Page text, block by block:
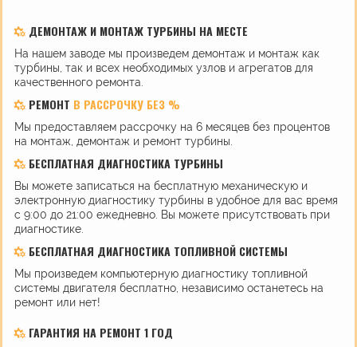
ДЕМОНТАЖ И МОНТАЖ ТУРБИНЫ НА МЕСТЕ
На нашем заводе мы произведем демонтаж и монтаж как
турбины, так и всех необходимых узлов и агрегатов для
качественного ремонта.
РЕМОНТ В РАССРОЧКУ БЕЗ %
Мы предоставляем рассрочку на 6 месяцев без процентов
на монтаж, демонтаж и ремонт турбины.
БЕСПЛАТНАЯ ДИАГНОСТИКА ТУРБИНЫ
Вы можете записаться на бесплатную механическую и
электронную диагностику турбины в удобное для вас время
с 9:00 до 21:00 ежедневно. Вы можете присутствовать при
диагностике.
БЕСПЛАТНАЯ ДИАГНОСТИКА ТОПЛИВНОЙ СИСТЕМЫ
Мы произведем компьютерную диагностику топливной
системы двигателя бесплатно, независимо останетесь на
ремонт или нет!
ГАРАНТИЯ НА РЕМОНТ 1 ГОД